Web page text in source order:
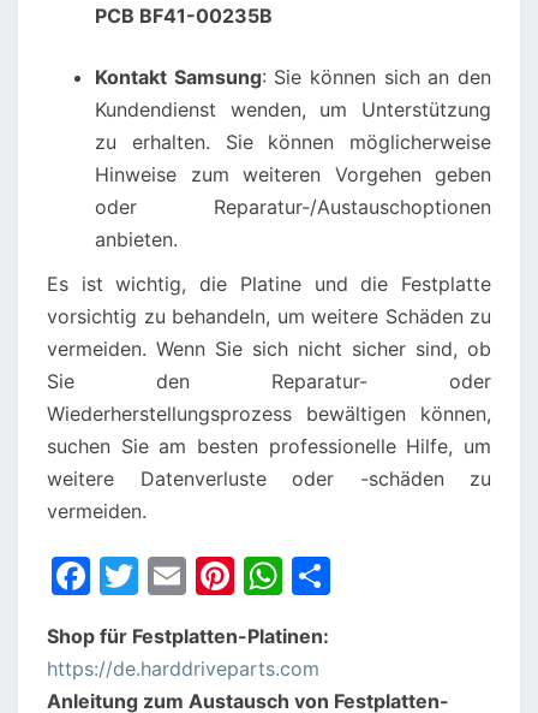
PCB BF41-00235B
Kontakt Samsung: Sie können sich an den
Kundendienst wenden, um Unterstützung
zu erhalten. Sie können möglicherweise
Hinweise zum weiteren Vorgehen geben
oder Reparatur-/Austauschoptionen
anbieten.
Es ist wichtig, die Platine und die Festplatte
vorsichtig zu behandeln, um weitere Schäden zu
vermeiden. Wenn Sie sich nicht sicher sind, ob
Sie den Reparatur- oder
Wiederherstellungsprozess bewältigen können,
suchen Sie am besten professionelle Hilfe, um
weitere Datenverluste oder -schäden zu
vermeiden.
F
c
e
T
itt
er
E
ai
l
Pi
er
e
W
at
s
e
Shop für Festplatten-Platinen:
https://de.harddriveparts.com
Anleitung zum Austausch von Festplatten-